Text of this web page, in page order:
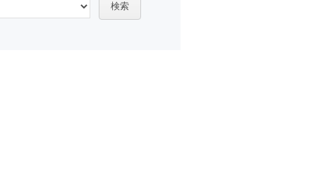
検索